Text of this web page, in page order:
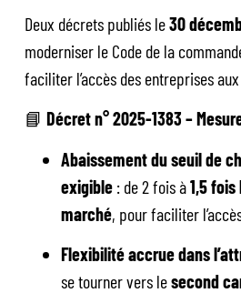
Deux décrets publiés le30
moderniser le Code de la
faciliter l’accès des entreprises
📘 Décret n° 2025-1383 –
Abaissement du seuil de
exigible: de 2 fois à1,5
marché, pour faciliter
Flexibilité accrue dans
se tourner vers lesecond